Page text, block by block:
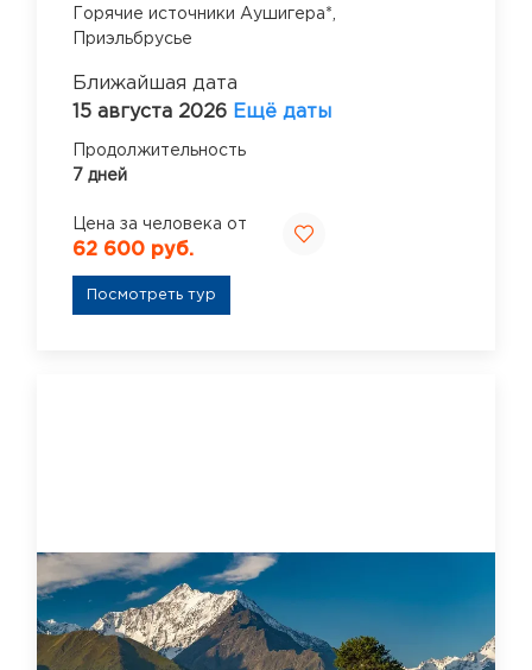
Горячие источники Аушигера*,
Приэльбрусье
Ближайшая дата
15 августа 2026 Ещё даты
Продолжительность
7 дней
Цена за человека от
62 600 руб.
Посмотреть тур